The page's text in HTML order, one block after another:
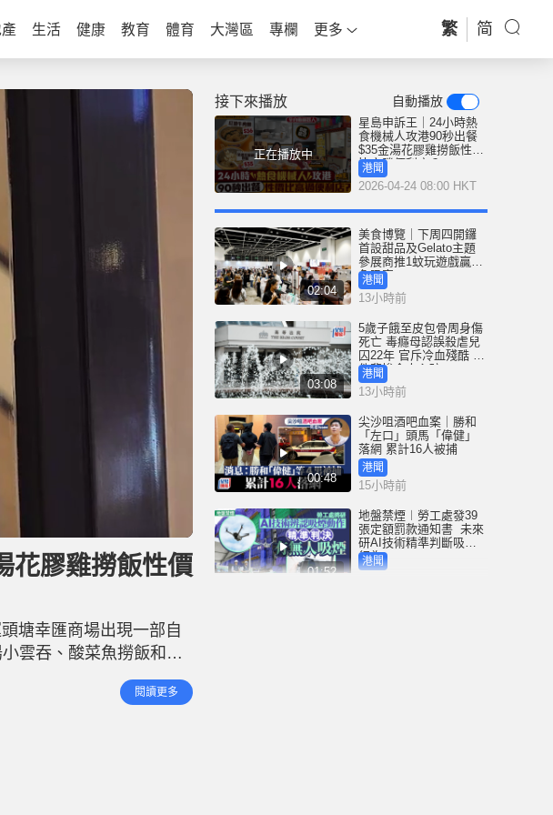
生活 健康 教育 體育 大灣區 專欄 更多 繁 简
花膠雞撈飯性價
塘幸匯商場出現一部自
雲吞、酸菜魚撈飯和紅
又快捷。《星島申訴
，但味道偏鹹，感到有
閱讀更多
接下來播放 自動播放
正在播放中
星島申訴王｜24小時熱
食機械人攻港90秒出餐
$35金湯花膠雞撈飯性價
比完勝便利店？
港聞
2026-04-24 08:00 HKT
02:04
美食博覽｜下周四開鑼
首設甜品及Gelato主題
參展商推1蚊玩遊戲贏鮑
魚吸客
港聞
13小時前
03:08
5歲子餓至皮包骨周身傷
死亡 毒癮母認誤殺虐兒
囚22年 官斥冷血殘酷 案
件悲慘令人心碎
港聞
13小時前
00:48
尖沙咀酒吧血案｜勝和
「左口」頭馬「偉健」
落網 累計16人被捕
港聞
15小時前
01:52
地盤禁煙︱勞工處發39
張定額罰款通知書 未來
研AI技術精準判斷吸煙
行為
港聞